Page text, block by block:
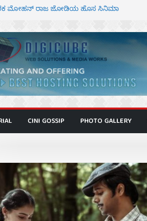
ಮಿತ್ರ ಅಭಿನಯದ “ಮಹಾನ್” ಫಸ್ಟ್ ಲುಕ್
– ಮೇಘನಾರಾಜ್ ಅಭಿನಯದ “ಅಮರ್ಥ” ಚಿತ್ರ
ಅಜೇಯಂ” ಹಾಡಿದ ದೃಶ್ಯ ವೈಭವ
ಅಭಿನಯದ ‘ಬಾಸ್’ ಚಿತ್ರ ತೆರೆಗೆ
CINI GOSSIP PHOTO GALLERY